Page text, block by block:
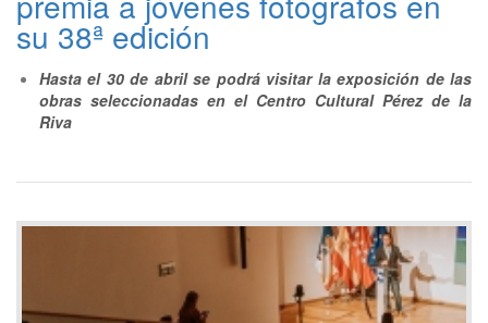
su 38ª edición
Hasta el 30 de abril se podrá visitar la exposición de las
obras seleccionadas en el Centro Cultural Pérez de la
Riva